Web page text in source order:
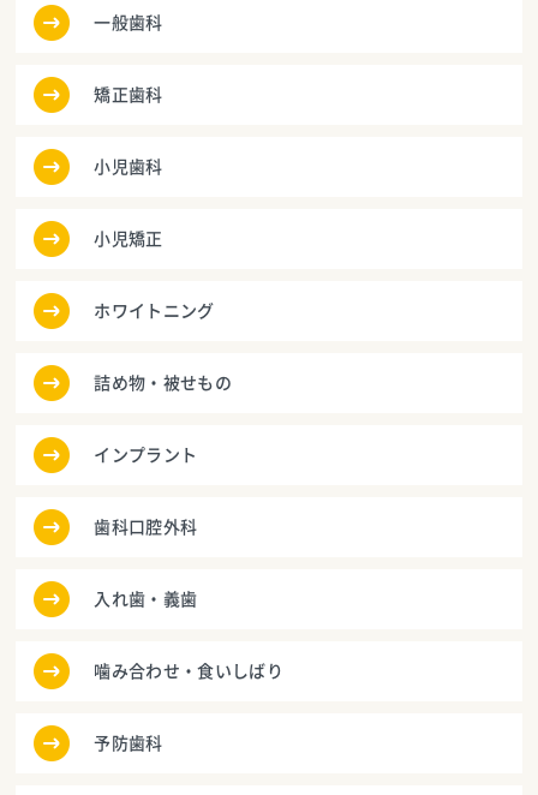
一般歯科
矯正歯科
小児歯科
小児矯正
ホワイトニング
詰め物・被せもの
インプラント
歯科口腔外科
入れ歯・義歯
噛み合わせ・食いしばり
予防歯科